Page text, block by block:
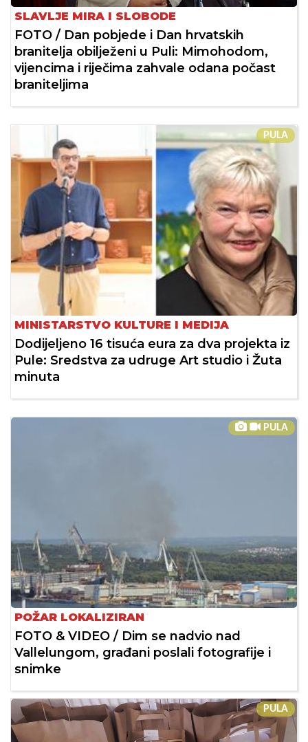
SLAVLJE MIRA I SLOBODE
FOTO / Dan pobjede i Dan hrvatskih
branitelja obilježeni u Puli: Mimohodom,
vijencima i riječima zahvale odana počast
braniteljima
PULA
MINISTARSTVO KULTURE I MEDIJA
Dodijeljeno 16 tisuća eura za dva projekta iz
Pule: Sredstva za udruge Art studio i Žuta
minuta
PULA
POŽAR LOKALIZIRAN
FOTO & VIDEO / Dim se nadvio nad
Vallelungom, građani poslali fotografije i
snimke
PULA